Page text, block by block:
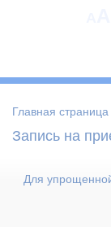
Главная страница
Запись на
Для